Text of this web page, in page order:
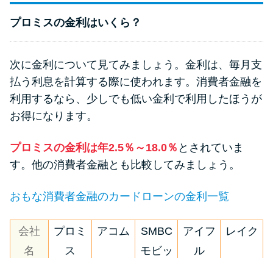
ブラックでもお金を借りるに
は？3つの判断基準と工面法
アコムはブラックでも審査に通
る？ 自分がブラックか確かめる
方法
の？ カードローンの選び方を徹
底解説！
プロミスの返済方法を徹底解
説！ もっとも便利でお得な返済
方法はどれ？
プロミスの金利はいくら？
次に金利について見てみましょう。金利は、毎月支
払う利息を計算する際に使われます。消費者金融を
利用するなら、少しでも低い金利で利用したほうが
お得になります。
プロミスの金利は年2.5％～18.0％ とされていま
す。他の消費者金融とも比較してみましょう。
おもな消費者金融のカードローンの金利一覧
会社
名
プロミ
ス
アコム
SMBC
モビッ
アイフ
ル
レイク